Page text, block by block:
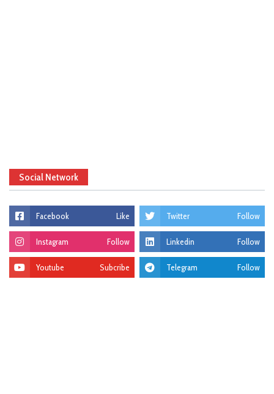
Social Network
Facebook Like Twitter Follow
Instagram Follow Linkedin Follow
Youtube Subcribe Telegram Follow